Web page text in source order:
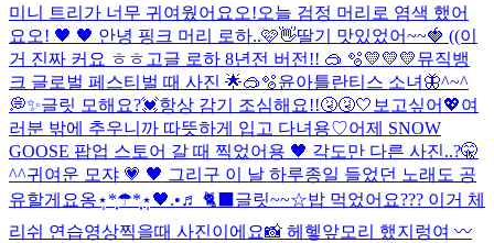
미니 트리가 너무 귀여웠어요오!오늘 검정 머리로 염색 했어
요오! 🖤 🖤 안녕 핑크 머리 로하..🩷👋딸기 맛있었어~~🍓 ((이
거 진짜 커요 ㅎㅎ 고글 로하 8년전 버전!! 🥽 🫧💛💛💛뮤직뱅
크 글로벌 페스티벌 때 사진 🌟🥽🫧윤아틀란티스 소녀🦋^~^
💭✨글릿 모해요?💓항상 감기 조심해요!!🤧🤧🤍 보고싶어💖여
러분 밖에 추우니까 따뜻하게 입고 다녀용♡어제 SNOW
GOOSE 팝업 스토어 갈 때 찍었어용 🖤 각도만 다른 사진..?🤫
^^귀여운 모쟈 💗 🖤 그리구 이 날 하루종일 들었던 노래도 공
유할게요옹⋆̩*̣̩☂︎*̣̩⋆̩🖤.•♬ 🐈‍⬛ 글릿~~☆밥 먹었어요??? 이거 체
리쉬 연습영상찍을때 사진이에요📸 헤헿앞모리 했지렁여 〰️